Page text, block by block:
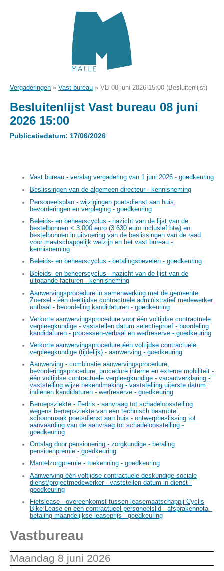
Vergaderingen » Vast bureau » VB 08 juni 2026 15:00 (Besluitenlijst)
Besluitenlijst Vast bureau 08 juni
2026 15:00
Publicatiedatum: 17/06/2026
Vast bureau - verslag vergadering van 1 juni 2026 - goedkeuring
Beslissingen van de algemeen directeur - kennisneming
Personeelsplan - wijzigingen poetsdienst aan huis,
bevorderingen en verpleging - goedkeuring
Beleids- en beheerscyclus - nazicht van de lijst van de
bestelbonnen < 3.000 euro (3.630 euro inclusief btw) en
bestelbonnen in uitvoering van de beslissingen van de raad
voor maatschappelijk welzijn en het vast bureau -
kennisneming
Beleids- en beheerscyclus - betalingsbevelen - goedkeuring
Beleids- en beheerscyclus - nazicht van de lijst van de
uitgaande facturen - kennisneming
Aanwervingsprocedure in samenwerking met de gemeente
Zoersel - één deeltijdse contractuele administratief medewerker
onthaal - beoordeling kandidaturen - goedkeuring
Verkorte aanwervingsprocedure voor één voltijdse contractuele
verpleegkundige - vaststellen datum selectieproef - boordeling
kandidaturen - processen-verbaal en werfreserve - goedkeuring
Verkorte aanwervingsprocedure één voltijdse contractuele
verpleegkundige (tijdelijk) - aanwerving - goedkeuring
Aanwerving - combinatie aanwervingsprocedure,
bevorderingsprocedure, procedure interne en externe mobiliteit -
één voltijdse contractuele verpleegkundige - vacantverklaring -
vaststelling wijze bekendmaking - vaststelling uiterste datum
indienen kandidaturen - werfreserve - goedkeuring
Beroepsziekte - Fedris - aanvraag tot schadeloosstelling
wegens beroepsziekte van een technisch beambte
schoonmaak poetsdienst aan huis - ontwerpbeslissing tot
aanvaarding van de aanvraag tot schadeloosstelling -
goedkeuring
Ontslag door pensionering - zorgkundige - betaling
pensioenpremie - goedkeuring
Mantelzorgpremie - toekenning - goedkeuring
Aanwerving één voltijdse contractuele deskundige sociale
dienst/projectmedewerker - vaststellen datum in dienst -
goedkeuring
Fietslease - overeenkomst tussen leasemaatschappij Cyclis
Bike Lease en een contractueel personeelslid - afsprakennota -
betaling maandelijkse leaseprijs - goedkeuring
Vastbureau
Maandag 8 juni 2026